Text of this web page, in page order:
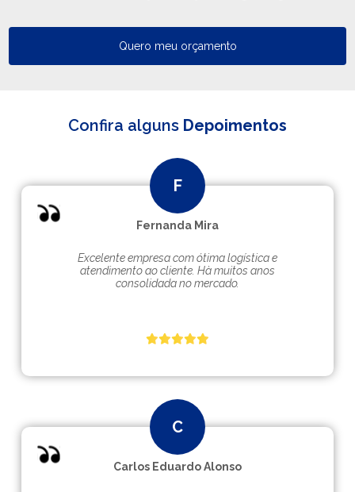
Quero meu orçamento
Confira alguns Depoimentos
Fernanda Mira
Excelente empresa com ótima logística e
atendimento ao cliente. Hà muitos anos
consolidada no mercado.
Carlos Eduardo Alonso